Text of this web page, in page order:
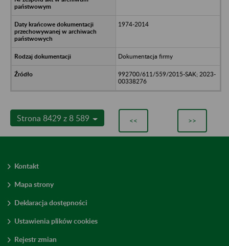
1974-2014
Dokumentacja firmy
992700/611/559/2015-SAK; 2023-
00338276
Strona 8429 z 8 589 << >>
Kontakt
Mapa strony
Deklaracja dostępności
Ustawienia plików cookies
Rejestr zmian